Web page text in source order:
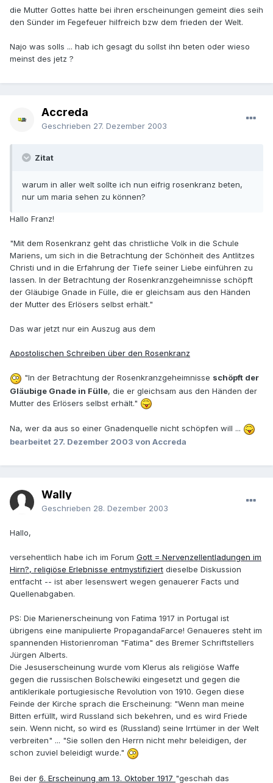
die Mutter Gottes hatte bei ihren erscheinungen gemeint dies seih
den Sünder im Fegefeuer hilfreich bzw dem frieden der Welt.
Najo was solls ... hab ich gesagt du sollst ihn beten oder wieso
meinst des jetz ?
Accreda
Geschrieben 27. Dezember 2003
Zitat
warum in aller welt sollte ich nun eifrig rosenkranz beten,
nur um maria sehen zu können?
Hallo Franz!
"Mit dem Rosenkranz geht das christliche Volk in die Schule
Mariens, um sich in die Betrachtung der Schönheit des Antlitzes
Christi und in die Erfahrung der Tiefe seiner Liebe einführen zu
lassen. In der Betrachtung der Rosenkranzgeheimnisse schöpft
der Gläubige Gnade in Fülle, die er gleichsam aus den Händen
der Mutter des Erlösers selbst erhält."
Das war jetzt nur ein Auszug aus dem
Apostolischen Schreiben über den Rosenkranz
"In der Betrachtung der Rosenkranzgeheimnisse schöpft der
Gläubige Gnade in Fülle, die er gleichsam aus den Händen der
Mutter des Erlösers selbst erhält."
Na, wer da aus so einer Gnadenquelle nicht schöpfen will ...
bearbeitet 27. Dezember 2003 von Accreda
Wally
Geschrieben 28. Dezember 2003
Hallo,
versehentlich habe ich im Forum Gott = Nervenzellentladungen im
Hirn?, religiöse Erlebnisse entmystifiziert dieselbe Diskussion
entfacht -- ist aber lesenswert wegen genauerer Facts und
Quellenabgaben.
PS: Die Marienerscheinung von Fatima 1917 in Portugal ist
übrigens eine manipulierte PropagandaFarce! Genaueres steht im
spannenden Historienroman "Fatima" des Bremer Schriftstellers
Jürgen Alberts.
Die Jesuserscheinung wurde vom Klerus als religiöse Waffe
gegen die russischen Bolschewiki eingesetzt und gegen die
antiklerikale portugiesische Revolution von 1910. Gegen diese
Feinde der Kirche sprach die Erscheinung: "Wenn man meine
Bitten erfüllt, wird Russland sich bekehren, und es wird Friede
sein. Wenn nicht, so wird es (Russland) seine Irrtümer in der Welt
verbreiten" ... "Sie sollen den Herrn nicht mehr beleidigen, der
schon zuviel beleidigt wurde."
Bei der 6. Erscheinung am 13. Oktober 1917 "geschah das